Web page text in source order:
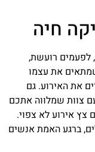
חיה
לפעמים רועשת,
את עצמו
את האירוע. גם
צוות שמלווה אתכם
אירוע לא צפוי.
ברגע האמת אנשים